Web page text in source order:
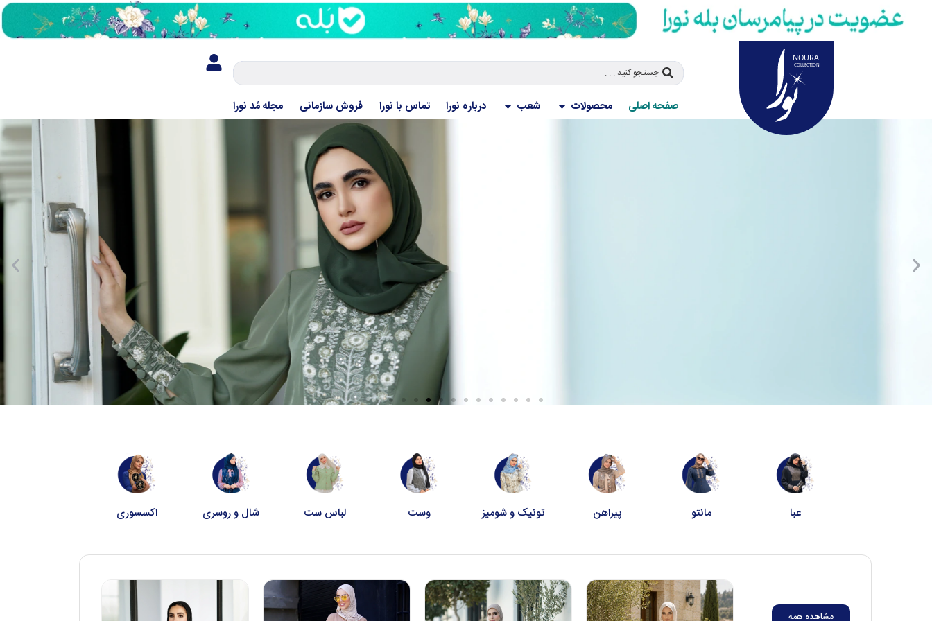
صفحه اصلی محصولات شعب درباره نورا تماس با نورا فروش سازمانی مجله مُد نورا
عبا مانتو پیراهن تونیک و شومیز وست لباس ست شال و روسری اکسسوری
مشاهده همه